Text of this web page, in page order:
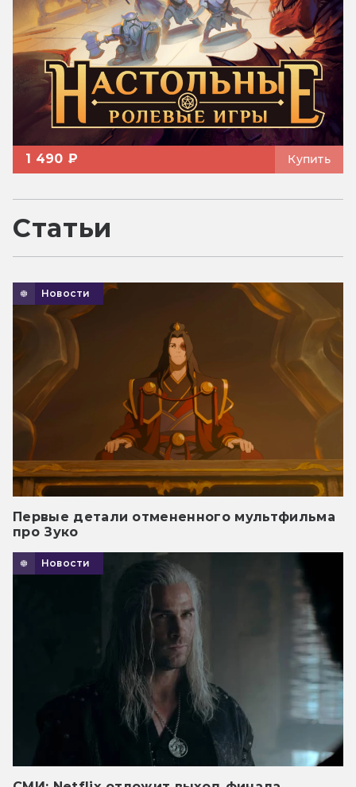
1 490 ₽ Купить
Статьи
Новости
Первые детали отмененного мультфильма
про Зуко
Новости